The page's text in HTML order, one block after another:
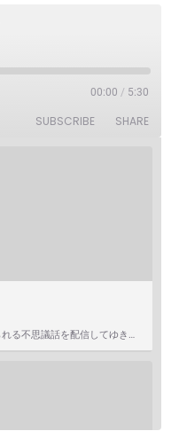
00:00 / 5:30
SUBSCRIBE SHARE
これから、天然石ショップで繰り広げられる不思議話を配信してゆきます。 まずは自己紹介を含めたご挨拶か…